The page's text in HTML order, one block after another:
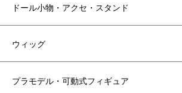
ドール小物・アクセ・スタンド
ウィッグ
プラモデル・可動式フィギュア